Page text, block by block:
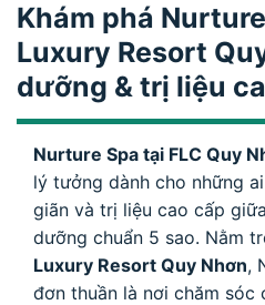
Khám phá
Luxury Resort
dưỡng & trị liệu
Nurture Spa tại FLC Quy
lý tưởng dành cho những
giãn và trị liệu cao cấp
dưỡng chuẩn 5 sao. Nằm
Luxury Resort Quy Nhơn,
đơn thuần là nơi chăm sóc